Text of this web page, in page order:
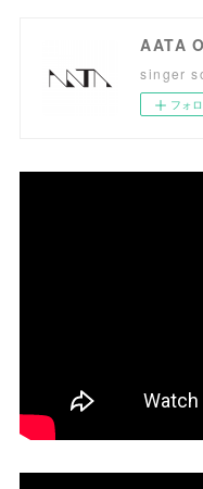
AATA
singer
フォ